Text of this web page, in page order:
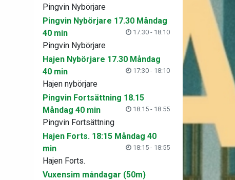
Pingvin Nybörjare
Pingvin Nybörjare 17.30 Måndag
40 min
17:30 - 18:10
Pingvin Nybörjare
Hajen Nybörjare 17.30 Måndag
40 min
17:30 - 18:10
Hajen nybörjare
Pingvin Fortsättning 18.15
Måndag 40 min
18:15 - 18:55
Pingvin Fortsättning
Hajen Forts. 18:15 Måndag 40
min
18:15 - 18:55
Hajen Forts.
Vuxensim måndagar (50m)